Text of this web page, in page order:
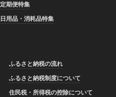
定期便特集
日用品・消耗品特集
ふるさと納税の流れ
ふるさと納税制度について
住民税・所得税の控除について